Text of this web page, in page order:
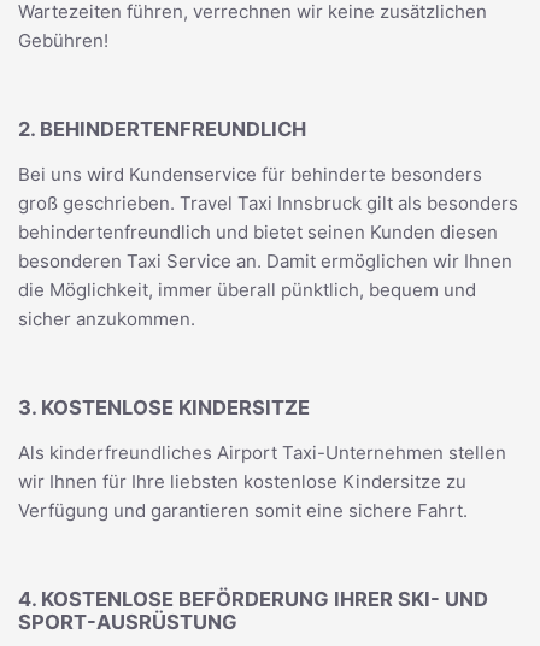
Wartezeiten führen, verrechnen wir keine zusätzlichen
Gebühren!
2. BEHINDERTENFREUNDLICH
Bei uns wird Kundenservice für behinderte besonders
groß geschrieben. Travel Taxi Innsbruck gilt als besonders
behindertenfreundlich und bietet seinen Kunden diesen
besonderen Taxi Service an. Damit ermöglichen wir Ihnen
die Möglichkeit, immer überall pünktlich, bequem und
sicher anzukommen.
3. KOSTENLOSE KINDERSITZE
Als kinderfreundliches Airport Taxi-Unternehmen stellen
wir Ihnen für Ihre liebsten kostenlose Kindersitze zu
Verfügung und garantieren somit eine sichere Fahrt.
4. KOSTENLOSE BEFÖRDERUNG IHRER SKI- UND
SPORT-AUSRÜSTUNG